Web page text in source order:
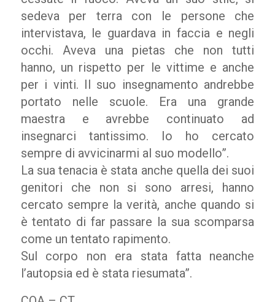
sedeva per terra con le persone che
intervistava, le guardava in faccia e negli
occhi. Aveva una pietas che non tutti
hanno, un rispetto per le vittime e anche
per i vinti. Il suo insegnamento andrebbe
portato nelle scuole. Era una grande
maestra e avrebbe continuato ad
insegnarci tantissimo. Io ho cercato
sempre di avvicinarmi al suo modello”.
La sua tenacia è stata anche quella dei suoi
genitori che non si sono arresi, hanno
cercato sempre la verità, anche quando si
è tentato di far passare la sua scomparsa
come un tentato rapimento.
Sul corpo non era stata fatta neanche
l’autopsia ed è stata riesumata”.